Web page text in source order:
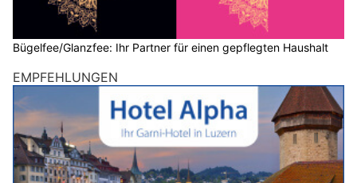
Bügelfee/Glanzfee: Ihr Partner für einen gepflegten Haushalt
EMPFEHLUNGEN